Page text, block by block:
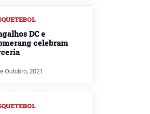
DC e
celebram
Outubro, 2021